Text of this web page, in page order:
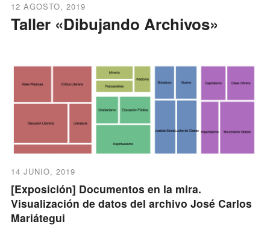
12 AGOSTO, 2019
Taller «Dibujando Archivos»
14 JUNIO, 2019
[Exposición] Documentos en la mira.
Visualización de datos del archivo José Carlos
Mariátegui